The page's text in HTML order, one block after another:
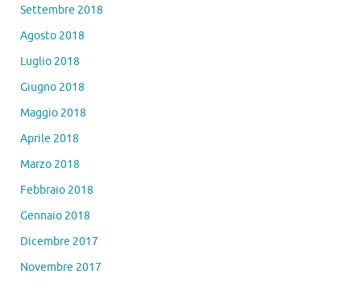
Settembre 2018
Agosto 2018
Luglio 2018
Giugno 2018
Maggio 2018
Aprile 2018
Marzo 2018
Febbraio 2018
Gennaio 2018
Dicembre 2017
Novembre 2017